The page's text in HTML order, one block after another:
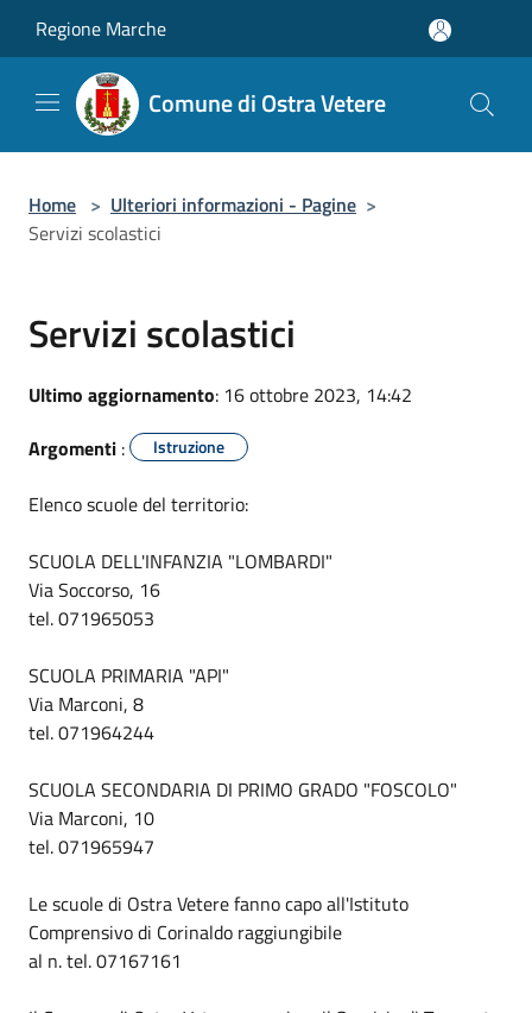
Regione Marche
Comune di Ostra Vetere
Home > Ulteriori informazioni - Pagine >
Servizi scolastici
Servizi scolastici
Ultimo aggiornamento: 16 ottobre 2023, 14:42
Argomenti : Istruzione
Elenco scuole del territorio:
SCUOLA DELL'INFANZIA "LOMBARDI"
Via Soccorso, 16
tel. 071965053
SCUOLA PRIMARIA "API"
Via Marconi, 8
tel. 071964244
SCUOLA SECONDARIA DI PRIMO GRADO "FOSCOLO"
Via Marconi, 10
tel. 071965947
Le scuole di Ostra Vetere fanno capo all'Istituto
Comprensivo di Corinaldo raggiungibile
al n. tel. 07167161